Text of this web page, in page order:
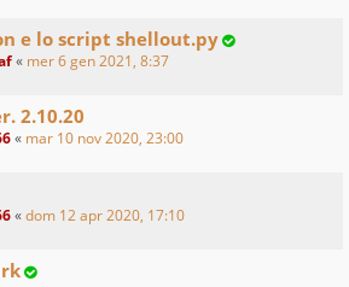
e lo script shellout.py
« mer 6 gen 2021, 8:37
2.10.20
« mar 10 nov 2020, 23:00
«dom 12 apr 2020, 17:10